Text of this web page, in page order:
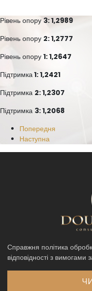
Рівень опору 3: 1,2989
Рівень опору 2: 1,2777
Рівень опору 1: 1,2647
Підтримка1: 1,2421
Підтримка 2: 1,2307
Підтримка 3: 1,2068
Попередня
Наступна
Справжня політика
відповідності з вимогами